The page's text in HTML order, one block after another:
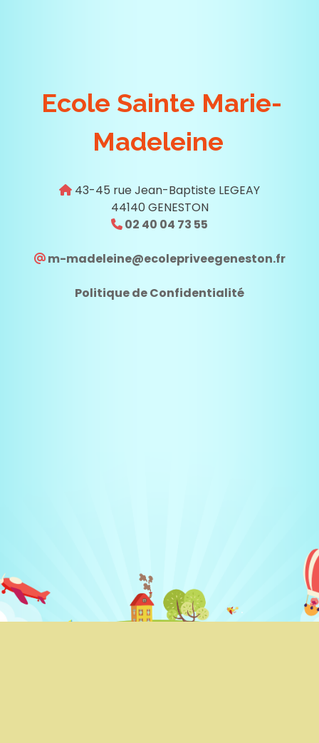
Ecole Sainte Marie-
Madeleine
43-45 rue Jean-Baptiste LEGEAY
44140 GENESTON
02 40 04 73 55
m-madeleine@ecolepriveegeneston.fr
Politique de Confidentialité